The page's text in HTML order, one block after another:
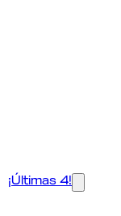
¡Últimas 4!